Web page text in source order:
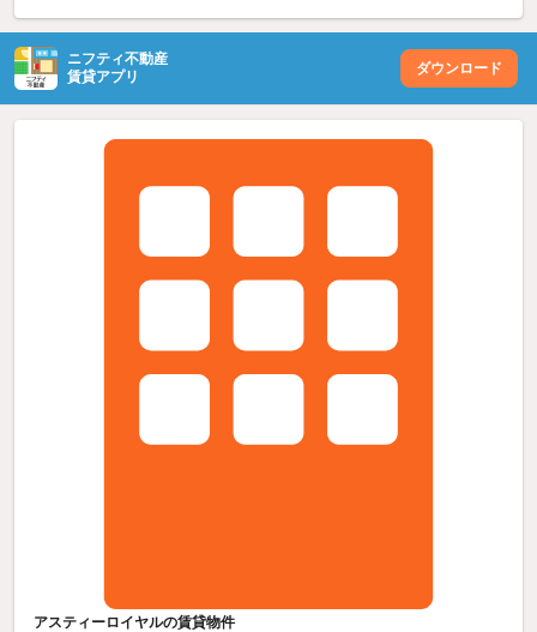
ニフティ不動産
賃貸アプリ
ダウンロード
アスティーロイヤルの賃貸物件